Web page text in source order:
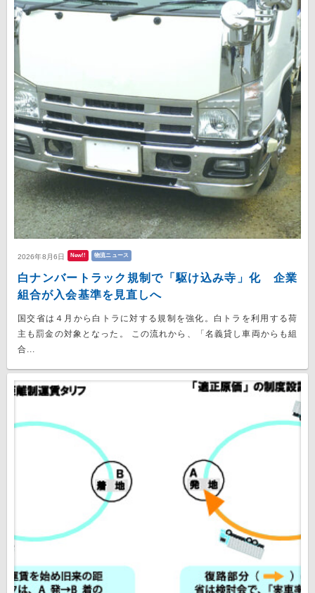
2026年8月6日 New!! 物流ニュース
白ナンバートラック規制で「駆け込み寺」化 企業
組合が入会基準を見直しへ
国交省は４月から白トラに対する規制を強化。白トラを利用する荷
主も罰金の対象となった。 この流れから、「名義貸し車両からも組
合...